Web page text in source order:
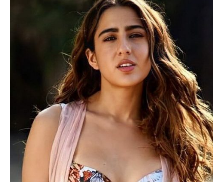
BENGALI LYRICS
BENGALI NAMES
BENGALI STORIES